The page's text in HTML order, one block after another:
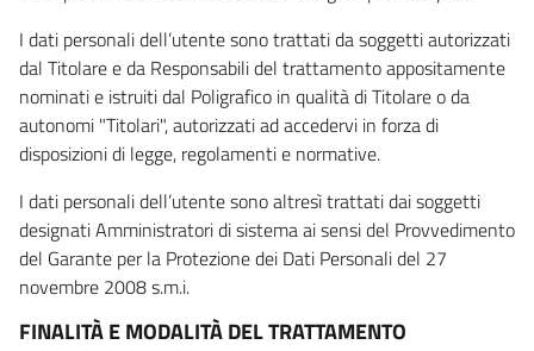
I dati personali dell’utente sono trattati da soggetti autorizzati
dal Titolare e da Responsabili del trattamento appositamente
nominati e istruiti dal Poligrafico in qualità di Titolare o da
autonomi "Titolari", autorizzati ad accedervi in forza di
disposizioni di legge, regolamenti e normative.
I dati personali dell’utente sono altresì trattati dai soggetti
designati Amministratori di sistema ai sensi del Provvedimento
del Garante per la Protezione dei Dati Personali del 27
novembre 2008 s.m.i.
FINALITÀ E MODALITÀ DEL TRATTAMENTO